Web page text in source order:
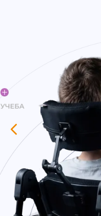
Всё
в
От диагностики
личный